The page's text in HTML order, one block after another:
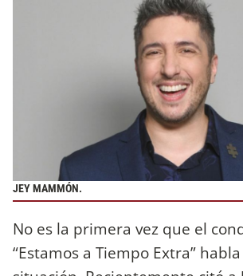
JEY MAMMÓN.
No es la primera vez que el
“Estamos a Tiempo Extra”